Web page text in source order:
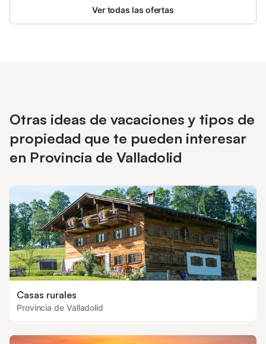
Ver todas las ofertas
Otras ideas de vacaciones y tipos de
propiedad que te pueden interesar
en Provincia de Valladolid
Casas rurales
Provincia de Valladolid